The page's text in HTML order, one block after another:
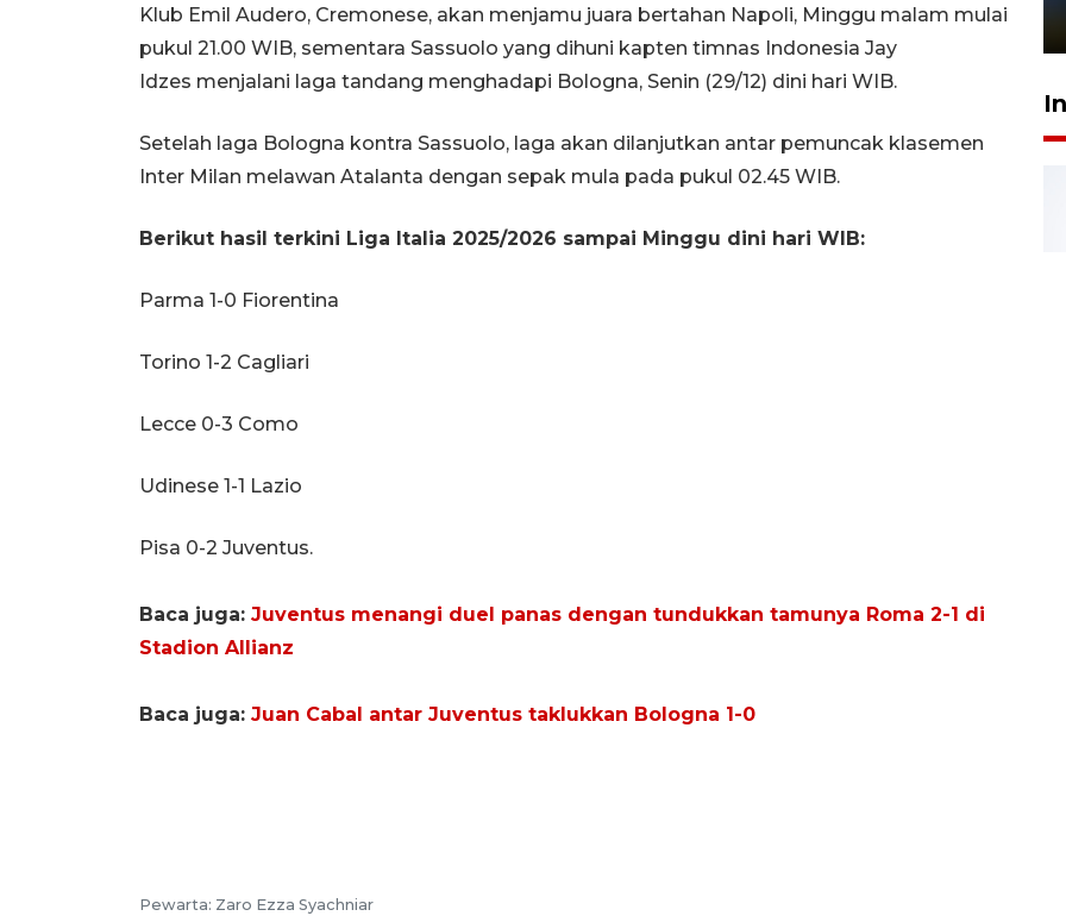
Klub Emil Audero, Cremonese, akan menjamu juara bertahan Napoli, Minggu malam mulai
pukul 21.00 WIB, sementara Sassuolo yang dihuni kapten timnas Indonesia Jay
Idzes menjalani laga tandang menghadapi Bologna, Senin (29/12) dini hari WIB.
Setelah laga Bologna kontra Sassuolo, laga akan dilanjutkan antar pemuncak klasemen
Inter Milan melawan Atalanta dengan sepak mula pada pukul 02.45 WIB.
Berikut hasil terkini Liga Italia 2025/2026 sampai Minggu dini hari WIB:
Parma 1-0 Fiorentina
Torino 1-2 Cagliari
Lecce 0-3 Como
Udinese 1-1 Lazio
Pisa 0-2 Juventus.
Baca juga: Juventus menangi duel panas dengan tundukkan tamunya Roma 2-1 di
Stadion Allianz
Baca juga: Juan Cabal antar Juventus taklukkan Bologna 1-0
Pewarta: Zaro Ezza Syachniar
1 Juni 2026 05:47